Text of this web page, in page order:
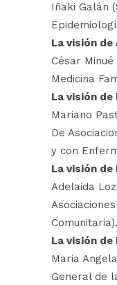
Iñaki Galán
La visión
César
Medicina
La visión
Mariano
De
y con
La visión de
Adelaida
Comunitaria).
La visión
Maria
General de